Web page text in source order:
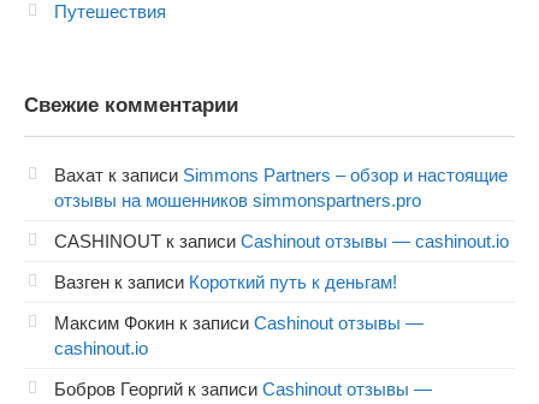
Путешествия
Свежие комментарии
Вахат к записи Simmons Partners – обзор и настоящие
отзывы на мошенников simmonspartners.pro
CASHINOUT к записи Cashinout отзывы — cashinout.io
Вазген к записи Короткий путь к деньгам!
Максим Фокин к записи Cashinout отзывы —
cashinout.io
Бобров Георгий к записи Cashinout отзывы —